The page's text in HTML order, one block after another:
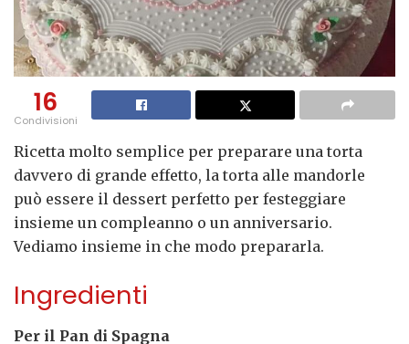
16
Condivisioni
Ricetta molto semplice per preparare una torta
davvero di grande effetto, la torta alle mandorle
può essere il dessert perfetto per festeggiare
insieme un compleanno o un anniversario.
Vediamo insieme in che modo prepararla.
Ingredienti
Per il Pan di Spagna